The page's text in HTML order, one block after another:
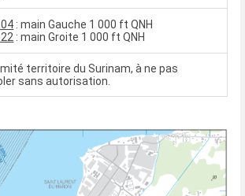
04 : main Gauche 1 000 ft QNH
: main Groite 1 000 ft QNH
territoire du Surinam, à ne pas
sans autorisation.